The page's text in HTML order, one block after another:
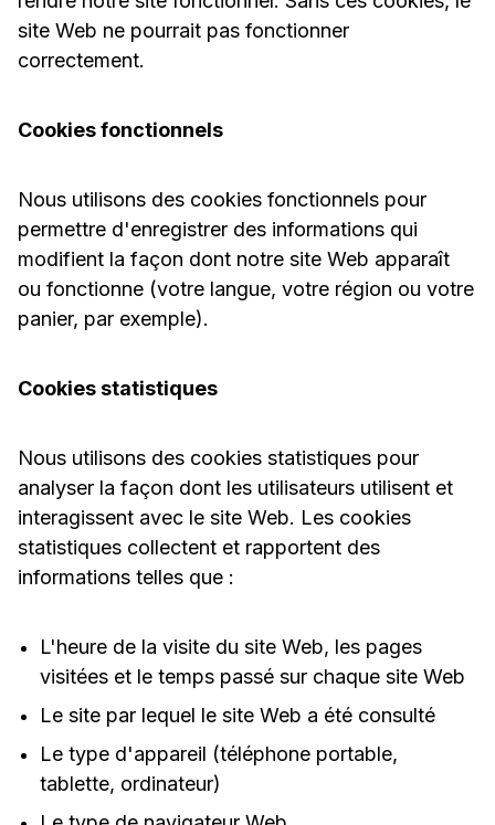
site Web ne pourrait pas fonctionner
correctement.
Cookies fonctionnels
Nous utilisons des cookies fonctionnels pour
permettre d'enregistrer des informations qui
modifient la façon dont notre site Web apparaît
ou fonctionne (votre langue, votre région ou votre
panier, par exemple).
Cookies statistiques
Nous utilisons des cookies statistiques pour
analyser la façon dont les utilisateurs utilisent et
interagissent avec le site Web. Les cookies
statistiques collectent et rapportent des
informations telles que :
L'heure de la visite du site Web, les pages
visitées et le temps passé sur chaque site Web
Le site par lequel le site Web a été consulté
Le type d'appareil (téléphone portable,
tablette, ordinateur)